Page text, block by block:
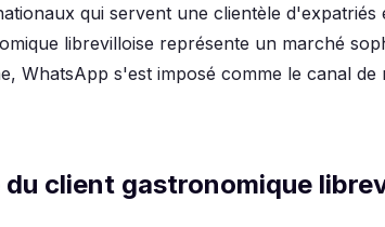
qui servent une clientèle d'expatriés
librevilloise représente un marché
WhatsApp s'est imposé comme le canal de
client gastronomique